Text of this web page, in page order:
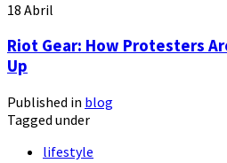
18 Abril
Riot Gear: How Protesters
Up
Published in blog
Tagged under
lifestyle